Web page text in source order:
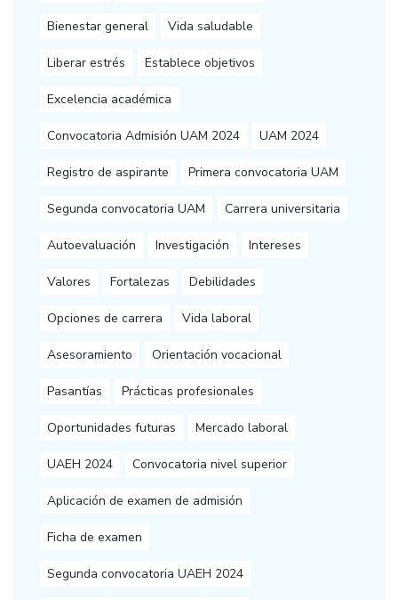
Bienestar general Vida saludable
Liberar estrés Establece objetivos
Excelencia académica
Convocatoria Admisión UAM 2024 UAM 2024
Registro de aspirante Primera convocatoria UAM
Segunda convocatoria UAM Carrera universitaria
Autoevaluación Investigación Intereses
Valores Fortalezas Debilidades
Opciones de carrera Vida laboral
Asesoramiento Orientación vocacional
Pasantías Prácticas profesionales
Oportunidades futuras Mercado laboral
UAEH 2024 Convocatoria nivel superior
Aplicación de examen de admisión
Ficha de examen
Segunda convocatoria UAEH 2024